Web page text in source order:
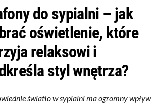
do sypialni – jak
oświetlenie, które
relaksowi i
styl wnętrza?
światło w sypialni ma ogromny wpływ